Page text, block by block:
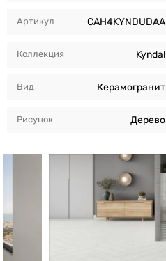
Артикул CAH4KYNDUDAA
Коллекция Kyndal
Вид Керамогранит
Рисунок Дерево